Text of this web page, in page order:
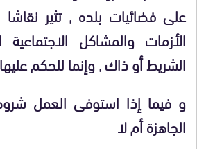
على فضائيات بلده , تثير
الأزمات والمشاكل
الشريط أو ذاك , وإنما للحكم
و فيما إذا استوفى العمل
الجاهزة أم لا